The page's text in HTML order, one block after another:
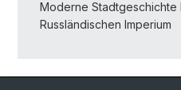
Moderne Stadtgeschichte
Russländischen Imperium